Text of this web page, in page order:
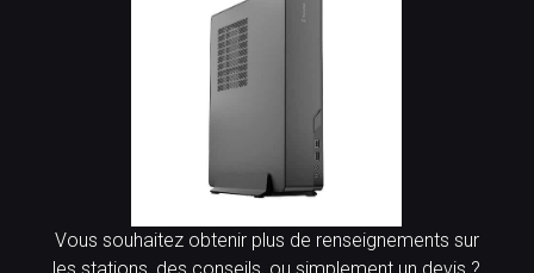
Vous souhaitez obtenir plus de renseignements sur